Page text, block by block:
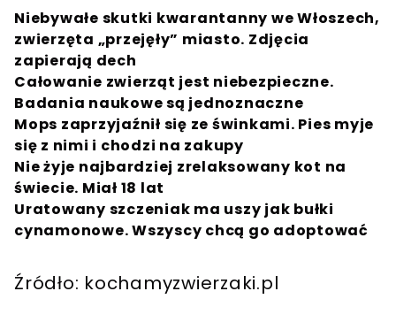
Niebywałe skutki kwarantanny we Włoszech,
zwierzęta „przejęły” miasto. Zdjęcia
zapierają dech
Całowanie zwierząt jest niebezpieczne.
Badania naukowe są jednoznaczne
Mops zaprzyjaźnił się ze świnkami. Pies myje
się z nimi i chodzi na zakupy
Nie żyje najbardziej zrelaksowany kot na
świecie. Miał 18 lat
Uratowany szczeniak ma uszy jak bułki
cynamonowe. Wszyscy chcą go adoptować
Źródło: kochamyzwierzaki.pl